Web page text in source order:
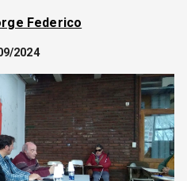
Y CULTURA
LECTORES
RESPONDE
Federico
2024